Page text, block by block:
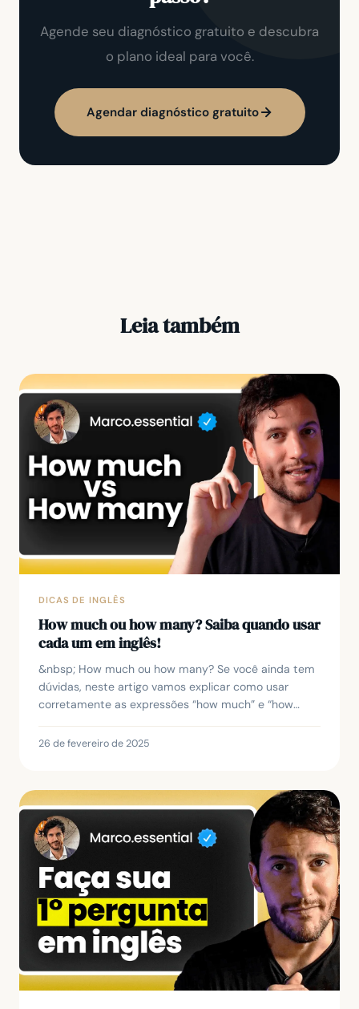
Agende seu diagnóstico gratuito e descubra
o plano ideal para você.
Agendar diagnóstico gratuito
Leia também
DICAS DE INGLÊS
How much ou how many? Saiba quando usar
cada um em inglês!
&nbsp; How much ou how many? Se você ainda tem
dúvidas, neste artigo vamos explicar como usar
corretamente as expressões “how much” e “how
quantidades. Ao...
26 de fevereiro de 2025